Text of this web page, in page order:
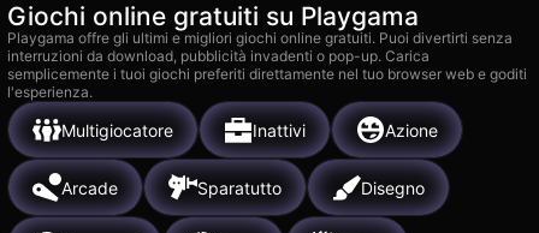
Giochi online gratuiti su Playgama
Playgama offre gli ultimi e migliori giochi online gratuiti. Puoi divertirti senza
interruzioni da download, pubblicità invadenti o pop-up. Carica
semplicemente i tuoi giochi preferiti direttamente nel tuo browser web e goditi
l'esperienza.
Multigiocatore Inattivi Azione
Arcade Sparatutto Disegno